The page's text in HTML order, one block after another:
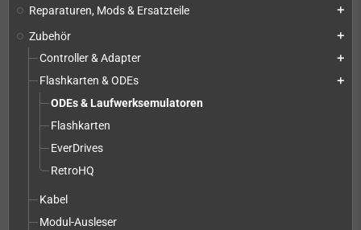
Reparaturen, Mods & Ersatzteile add
Zubehör add
Controller & Adapter add
Flashkarten & ODEs add
ODEs & Laufwerksemulatoren
Flashkarten
EverDrives
RetroHQ
Kabel
Modul-Ausleser